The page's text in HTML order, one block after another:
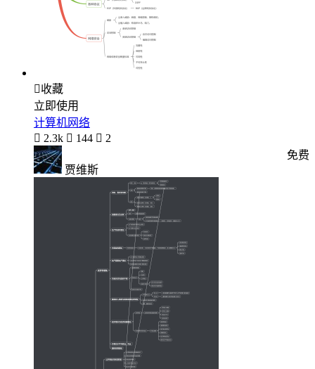
收藏
立即使用
计算机网络
 2.3k  144  2
贾维斯
免费